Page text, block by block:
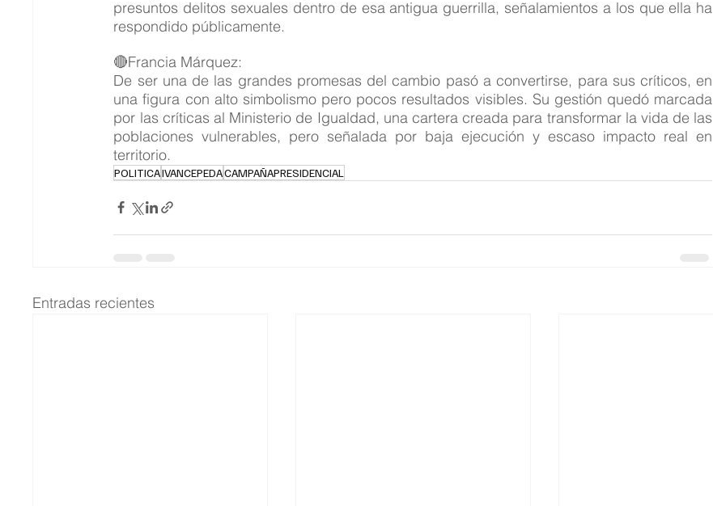
presuntos delitos sexuales dentro de esa antigua guerrilla, señalamientos a los que ella ha
respondido públicamente.
🔴Francia Márquez:
De ser una de las grandes promesas del cambio pasó a convertirse, para sus críticos, en
una figura con alto simbolismo pero pocos resultados visibles. Su gestión quedó marcada
por las críticas al Ministerio de Igualdad, una cartera creada para transformar la vida de las
poblaciones vulnerables, pero señalada por baja ejecución y escaso impacto real en
territorio.
POLITICAIVANCEPEDACAMPAÑAPRESIDENCIAL
Entradas recientes